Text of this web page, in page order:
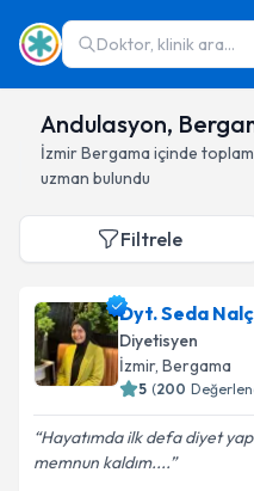
Doktor, klinik ara...
Andulasyon,
İzmirBergama içinde toplam
uzman bulundu
Filtrele
Dyt. Seda
Diyetisyen
İzmir, Bergama
5 (200
Hayatımda ilk defa diyet
memnun kaldım....